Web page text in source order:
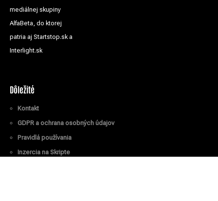
mediálnej skupiny
AlfaBeta, do ktorej
patria aj Startstop.sk a
Interlight.sk
Dôležité
Kontakt
GDPR a ochrana osobných údajov
Pravidlá používania
Inzercia na Skripte